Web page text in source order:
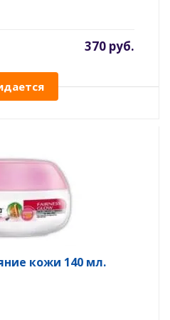
370 руб.
кожи 140 мл.